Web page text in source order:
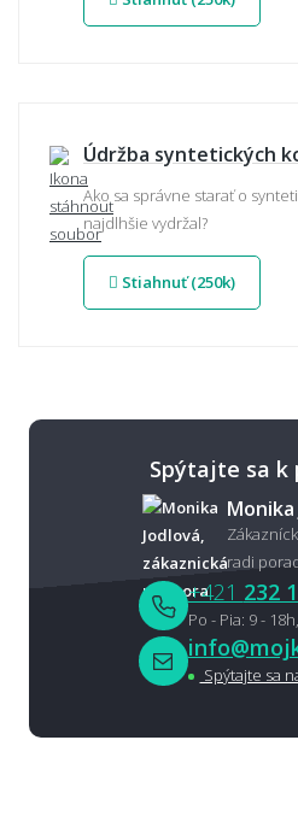
Údržba syntetických
Ako sa správne starať o
najdlhšie vydržal?
Stiahnuť (250k)
Spýtajte sa k
Monika
radi
+421 232
Po - Pia: 9 -
Spýtajte sa